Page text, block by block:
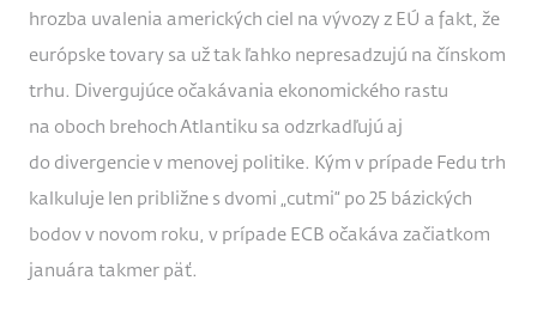
hrozba uvalenia amerických ciel na vývozy z EÚ a fakt, že
európske tovary sa už tak ľahko nepresadzujú na čínskom
trhu. Divergujúce očakávania ekonomického rastu
na oboch brehoch Atlantiku sa odzrkadľujú aj
do divergencie v menovej politike. Kým v prípade Fedu trh
kalkuluje len približne s dvomi „cutmi“ po 25 bázických
bodov v novom roku, v prípade ECB očakáva začiatkom
januára takmer päť.